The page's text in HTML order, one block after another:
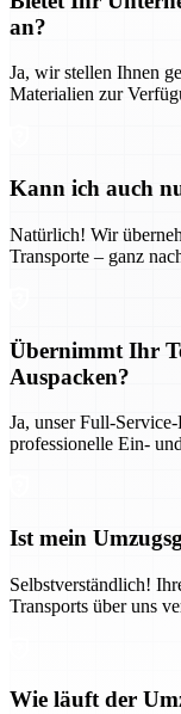
an?
Ja, wir stellen Ihnen
Materialien zur
Kann ich auch
Natürlich! Wir
Transporte – ganz
Übernimmt Ihr
Auspacken?
Ja, unser Full-
professionelle Ein-
Ist mein
Selbstverständlich!
Transports über uns
Wie läuft der